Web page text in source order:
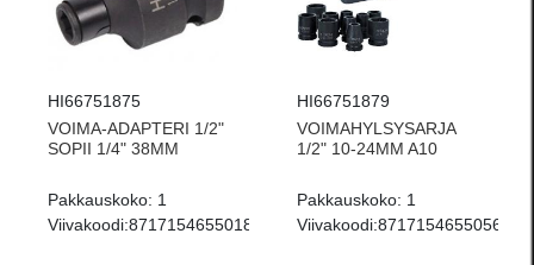
HI66751875
VOIMA-ADAPTERI 1/2"
SOPII 1/4" 38MM
Pakkauskoko: 1
Viivakoodi:8717154655018
HI66751879
VOIMAHYLSYSARJA
1/2" 10-24MM A10
Pakkauskoko: 1
Viivakoodi:8717154655056